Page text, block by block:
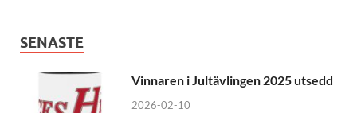
SENASTE
Vinnaren i Jultävlingen 2025 utsedd
2026-02-10